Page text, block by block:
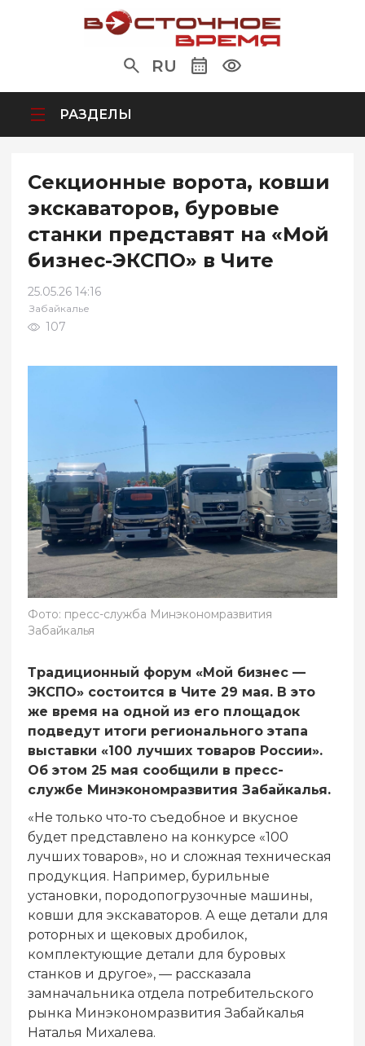
RU
РАЗДЕЛЫ
Секционные ворота, ковши
экскаваторов, буровые
станки представят на «Мой
бизнес-ЭКСПО» в Чите
25.05.26 14:16
Забайкалье
107
Фото: пресс-служба Минэкономразвития
Забайкалья
Традиционный форум «Мой бизнес —
ЭКСПО» состоится в Чите 29 мая. В это
же время на одной из его площадок
подведут итоги регионального этапа
выставки «100 лучших товаров России».
Об этом 25 мая сообщили в пресс-
службе Минэкономразвития Забайкалья.
«Не только что-то съедобное и вкусное
будет представлено на конкурсе «100
лучших товаров», но и сложная техническая
продукция. Например, бурильные
установки, породопогрузочные машины,
ковши для экскаваторов. А еще детали для
роторных и щековых дробилок,
комплектующие детали для буровых
станков и другое», — рассказала
замначальника отдела потребительского
рынка Минэкономразвития Забайкалья
Наталья Михалева.